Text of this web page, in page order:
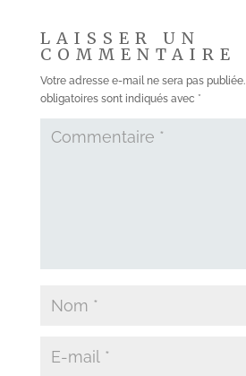
LAISSER UN
COMMENTAIRE
Votre adresse e-mail ne sera pas publiée.
obligatoires sont indiqués avec *